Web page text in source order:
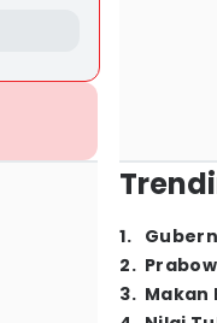
1.
2.
3. Makan